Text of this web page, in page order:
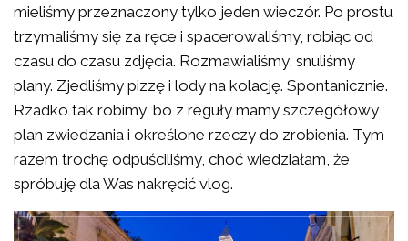
mieliśmy przeznaczony tylko jeden wieczór. Po prostu
trzymaliśmy się za ręce i spacerowaliśmy, robiąc od
czasu do czasu zdjęcia. Rozmawialiśmy, snuliśmy
plany. Zjedliśmy pizzę i lody na kolację. Spontanicznie.
Rzadko tak robimy, bo z reguły mamy szczegółowy
plan zwiedzania i określone rzeczy do zrobienia. Tym
razem trochę odpuściliśmy, choć wiedziałam, że
spróbuję dla Was nakręcić vlog.